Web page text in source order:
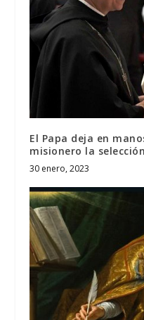
El Papa deja en
misionero la
30 enero, 2023